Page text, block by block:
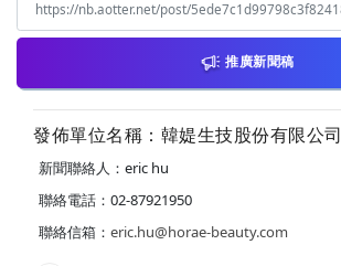
推廣新聞稿
發佈單位名稱：韓媞生技股份有限公司
新聞聯絡人：eric hu
聯絡電話：02-87921950
聯絡信箱： eric.hu@horae-beauty.com